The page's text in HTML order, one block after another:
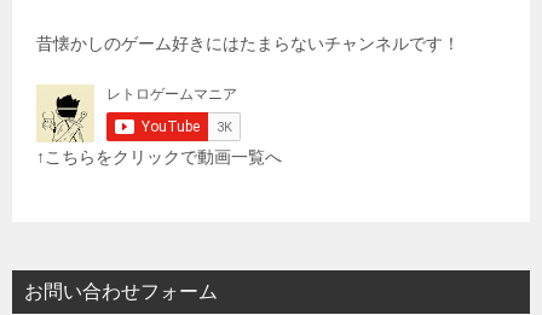
昔懐かしのゲーム好きにはたまらないチャンネルです！
↑こちらをクリックで動画一覧へ
お問い合わせフォーム